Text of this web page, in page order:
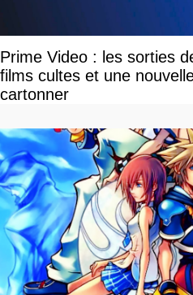
Prime Video : les sorties
films cultes et une
cartonner